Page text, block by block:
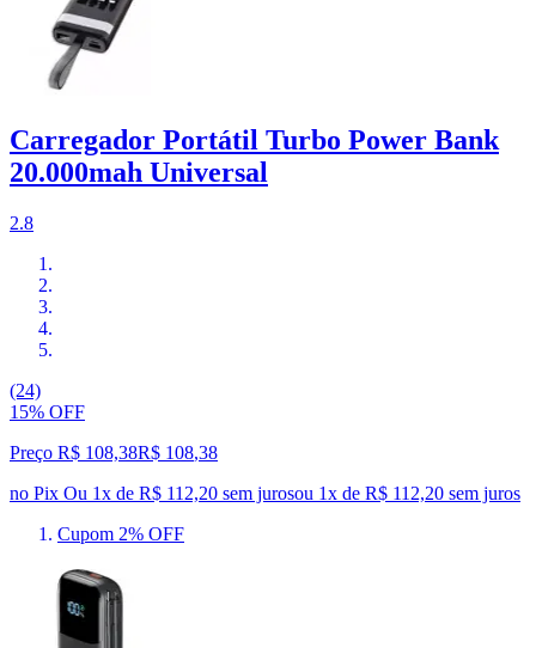
Carregador Portátil Turbo Power Bank
20.000mah Universal
2.8
(24)
15% OFF
Preço R$ 108,38R$ 108,38
no Pix Ou 1x de R$ 112,20 sem jurosou 1x de R$ 112,20 sem juros
Cupom 2% OFF